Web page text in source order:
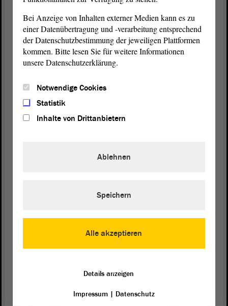
Vizepräsidentin Anne-Marie Keding:
Meister. - Herr Meister, bitte.
Olaf Meister (GRÜNE):
gemacht, dass wir tatsächlich nur diese
Parlamentariern in Beiräten für ein ausreichendes
unabhängig vom BLSA, stärkere Rechte des
Parlaments durchsetzen?
Das ist eine spannende Frage. Ich rede jetzt einmal
Bei Anzeige von Inhalten externer Medien kann es zu
einer Datenübertragung und -verarbeitung entsprechend
der Datenschutzbestimmung der jeweiligen Plattformen
kommen. Bitte lesen Sie für weitere Informationen
unsere Datenschutzerklärung.
Notwendige Cookies
Statistik
Inhalte von Drittanbietern
Alle akzeptieren
Ablehnen
Speichern
Details anzeigen
Impressum| Datenschutz